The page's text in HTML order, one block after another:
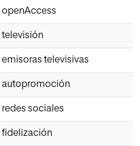
openAccess
televisión
emisoras televisivas
autopromoción
redes sociales
fidelización